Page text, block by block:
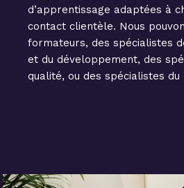
d’apprentissage adaptées à
contact clientèle. Nous
formateurs, des spécialistes
et du développement, des
qualité, ou des spécialistes du